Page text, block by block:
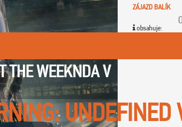
THE WEEKNDA V
ZÁJAZD BALÍK
obsahuje:
: UNDEFINED